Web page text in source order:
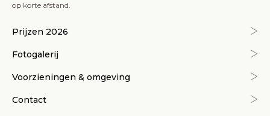
op korte afstand.
Prijzen 2026
Fotogalerij
Voorzieningen & omgeving
Contact